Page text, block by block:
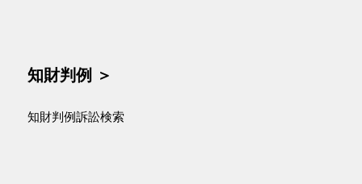
知財判例 ＞
知財判例訴訟検索